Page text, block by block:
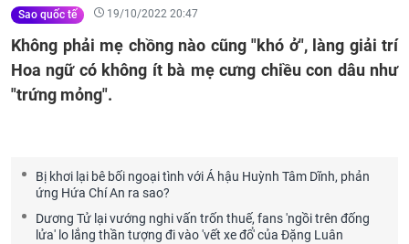
Sao quốc tế 19/10/2022 20:47
Không phải mẹ chồng nào cũng "khó ở", làng giải trí
Hoa ngữ có không ít bà mẹ cưng chiều con dâu như
"trứng mỏng".
Bị khơi lại bê bối ngoại tình với Á hậu Huỳnh Tâm Dĩnh, phản
ứng Hứa Chí An ra sao?
Dương Tử lại vướng nghi vấn trốn thuế, fans 'ngồi trên đống
lửa' lo lắng thần tượng đi vào 'vết xe đổ' của Đặng Luân